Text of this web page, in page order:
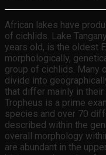
African lakes have
of cichlids. Lake
years old, is the oldest
morphologically,
group of cichlids. Many
divide into
that differ mainly in
Tropheus is a prime
species and over 70
described within the
overall morphology
are abundant in the